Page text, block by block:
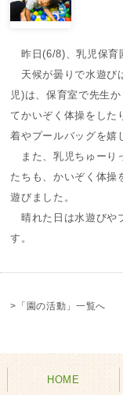
昨日(6/8)、乳児保育
天候が曇りで水遊び
児)は、保育室で先生
てかいぞく体操をした
着やプールバッグを嬉
また、乳児ちゅーり
たちも、かいぞく体操
遊びました。
晴れた日は水遊びや
す。
>「園の活動」一覧へ
HOME